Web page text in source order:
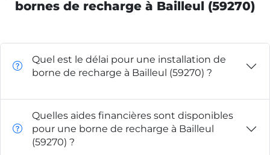
bornes de recharge à Bailleul (59270)
Quel est le délai pour une installation de
borne de recharge à Bailleul (59270) ?
Quelles aides financières sont disponibles
pour une borne de recharge à Bailleul
(59270) ?